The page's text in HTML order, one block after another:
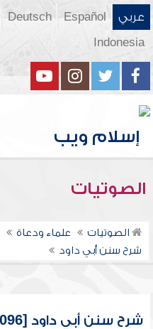
عربي Español
Deutsch
Indonesia
الصوتيات
الصوتيات علماء ودعاة
شرح سنن أبي داود
شرح سنن أبي داود [096]